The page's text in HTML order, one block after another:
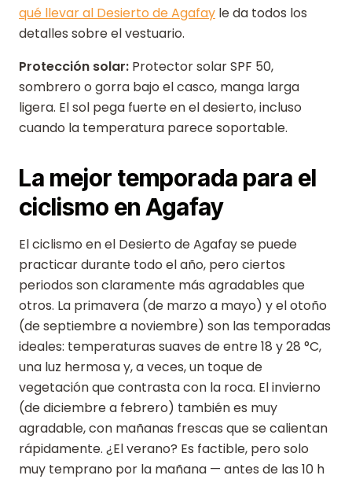
qué llevar al Desierto de Agafay le da todos los
detalles sobre el vestuario.
Protección solar: Protector solar SPF 50,
sombrero o gorra bajo el casco, manga larga
ligera. El sol pega fuerte en el desierto, incluso
cuando la temperatura parece soportable.
La mejor temporada para el
ciclismo en Agafay
El ciclismo en el Desierto de Agafay se puede
practicar durante todo el año, pero ciertos
periodos son claramente más agradables que
otros. La primavera (de marzo a mayo) y el otoño
(de septiembre a noviembre) son las temporadas
ideales: temperaturas suaves de entre 18 y 28 °C,
una luz hermosa y, a veces, un toque de
vegetación que contrasta con la roca. El invierno
(de diciembre a febrero) también es muy
agradable, con mañanas frescas que se calientan
rápidamente. ¿El verano? Es factible, pero solo
muy temprano por la mañana — antes de las 10 h